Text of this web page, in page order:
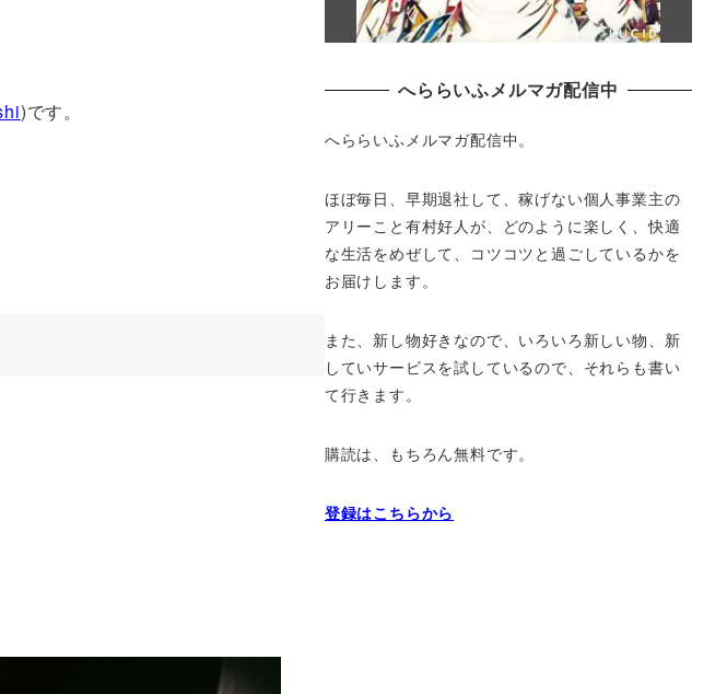
)です。
へららいふメルマガ配信中
へららいふメルマガ配信中。
ほぼ毎日、早期退社して、稼げない個人事業主の
アリーこと有村好人が、どのように楽しく、快適
な生活をめぜして、 コツコツと過ごしているかを
お届けします。
また、新し物好きなので、いろいろ新しい物、 新
していサービスを試しているので、それらも書い
て行きます。
購読は、もちろん無料です。
登録はこちらから